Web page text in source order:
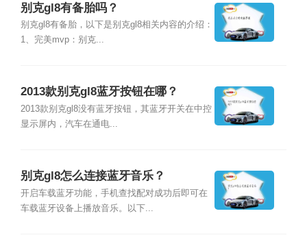
别克gl8有备胎吗？
别克gl8有备胎，以下是别克gl8相关内容的介绍：
1、完美mvp：别克...
2013款别克gl8蓝牙按钮在哪？
2013款别克gl8没有蓝牙按钮，其蓝牙开关在中控
显示屏内，汽车在通电...
别克gl8怎么连接蓝牙音乐？
开启车载蓝牙功能，手机查找配对成功后即可在
车载蓝牙设备上播放音乐。以下...